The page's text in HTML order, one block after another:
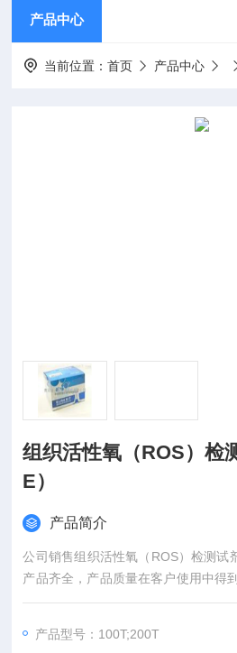
产品中心
当前位置：首页 产品中心
组织活性氧（ROS）检
E）
产品简介
公司销售组织活性氧（ROS）检测试
产品齐全，产品质量在客户使用中得
用进口原装R&D抗体包被，具有特异
产品型号：100T;200T